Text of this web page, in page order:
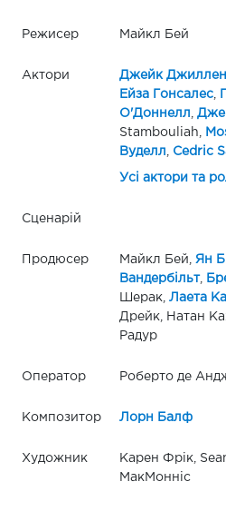
Режисер Майкл Бей
Актори Джейк
Ейза Гонсалес,
О'Доннелл
Stambouliah,
Вуделл
Cedric
Усі актори та
Сценарій
Продюсер Майкл Бей, Ян
Вандербільт,
Шерак, Лаета
Дрейк, Натан
Радур
Оператор Роберто де
Композитор Лорн Балф
Художник
Карен Фрік,
МакМонніс